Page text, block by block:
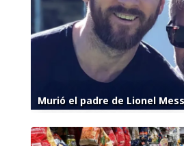
Murió el padre de Lionel